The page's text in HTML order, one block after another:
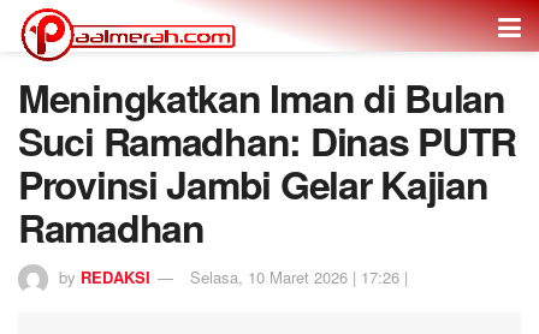
Meningkatkan Iman di Bulan
Suci Ramadhan: Dinas PUTR
Provinsi Jambi Gelar Kajian
Ramadhan
by REDAKSI Selasa, 10 Maret 2026 | 17:26 |